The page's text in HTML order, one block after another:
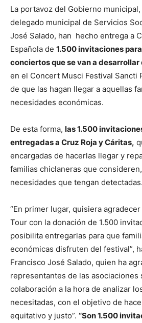
La portavoz del Gobierno
delegado municipal de Servicios
José Salado, han hecho entrega a
Española de 1.500 invitaciones
conciertos que se van a
en el Concert Musci Festival Sancti
de que las hagan llegar a aquellas
necesidades económicas.
De esta forma, las 1.500
entregadas a Cruz Roja y Cáritas,
encargadas de hacerlas llegar y
familias chiclaneras que
necesidades que tengan detectadas.
“En primer lugar, quisiera
Tour con la donación de 1.500
posibilita entregarlas para que
económicas disfruten del festival”,
Francisco José Salado, quien ha
representantes de las asociaciones
colaboración a la hora de analizar
necesitadas, con el objetivo de
equitativo y justo”. “Son 1.500